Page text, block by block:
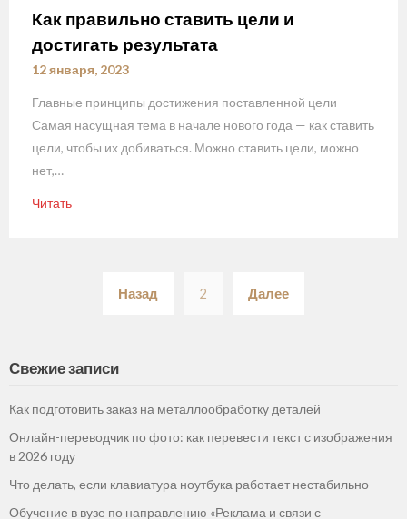
Как правильно ставить цели и
достигать результата
12 января, 2023
Главные принципы достижения поставленной цели
Самая насущная тема в начале нового года — как ставить
цели, чтобы их добиваться. Можно ставить цели, можно
нет,…
Читать
записей
Назад 2 Далее
Свежие записи
Как подготовить заказ на металлообработку деталей
Онлайн-переводчик по фото: как перевести текст с изображения
в 2026 году
Что делать, если клавиатура ноутбука работает нестабильно
Обучение в вузе по направлению «Реклама и связи с